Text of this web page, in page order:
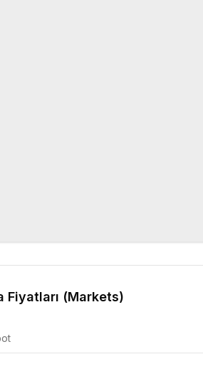
Fiyatları (Markets)